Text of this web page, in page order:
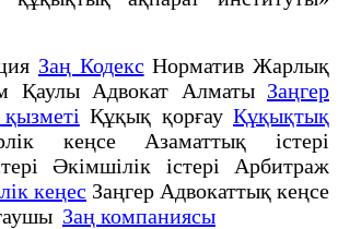
Заң Кодекс Норматив Жарлық
Қаулы Адвокат Алматы Заңгер
Құқық қорғауҚұқықтық
кеңсе Азаматтық істері
Әкімшілік істері Арбитраж
кеңес Заңгер Адвокаттық кеңсе
Заң компаниясы